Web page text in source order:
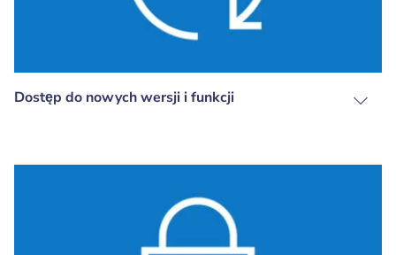
Dostęp do nowych wersji i funkcji